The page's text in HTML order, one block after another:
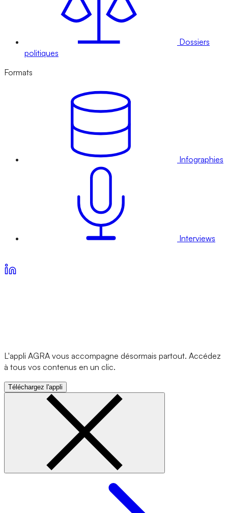
Dossiers
politiques
Formats
Infographies
Interviews
L'appli AGRA vous accompagne désormais partout. Accédez
à tous vos contenus en un clic.
Téléchargez l'appli